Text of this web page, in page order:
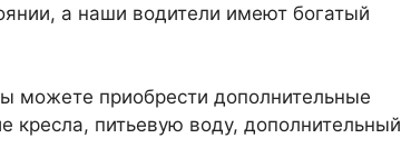
а наши водители имеют богатый
можете приобрести дополнительные
кресла, питьевую воду, дополнительный